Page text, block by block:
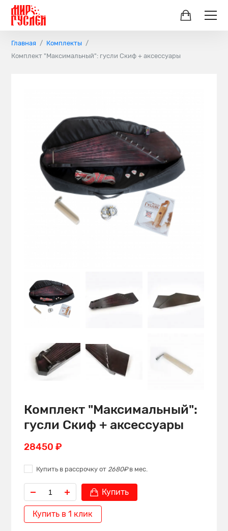
Главная
Комплекты
Комплект "Максимальный": гусли Скиф + аксессуары
Комплект "Максимальный":
гусли Скиф + аксессуары
28450 ₽
Купить в рассрочку от 2680₽в мес.
Купить
Купить в 1 клик